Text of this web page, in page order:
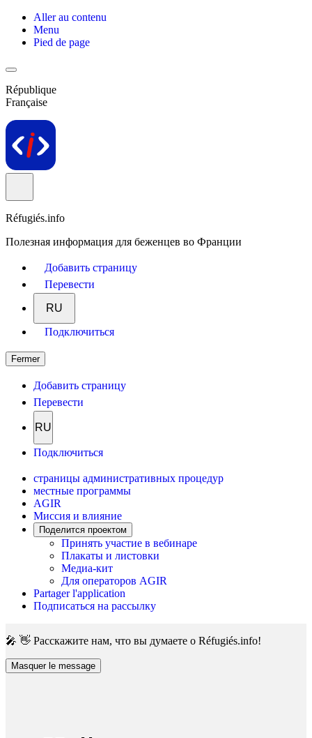
Aller au contenu
Menu
Pied de page
République
Française
Réfugiés.info
Полезная информация для беженцев во Франции
Добавить страницу
Перевести
RU
Подключиться
Fermer
Добавить страницу
Перевести
RU
Подключиться
страницы административных процедур
местные программы
AGIR
Миссия и влияние
Поделится проектом
Принять участие в вебинаре
Плакаты и листовки
Медиа-кит
Для операторов AGIR
Partager l'application
Подписаться на рассылку
🎤 👋 Расскажите нам, что вы думаете о Réfugiés.info!
Masquer le message